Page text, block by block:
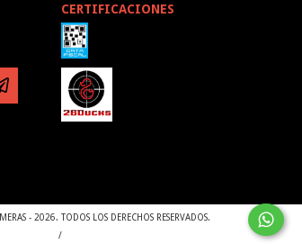
CERTIFICACIONES
- 2026. TODOS LOS DERECHOS RESERVADOS.
/